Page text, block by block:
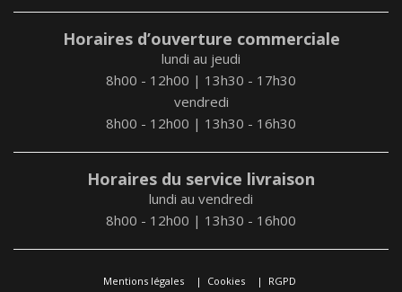
Horaires d’ouverture commerciale
lundi au jeudi
8h00 - 12h00 | 13h30 - 17h30
vendredi
8h00 - 12h00 | 13h30 - 16h30
Horaires du service livraison
lundi au vendredi
8h00 - 12h00 | 13h30 - 16h00
Mentions légales Cookies RGPD